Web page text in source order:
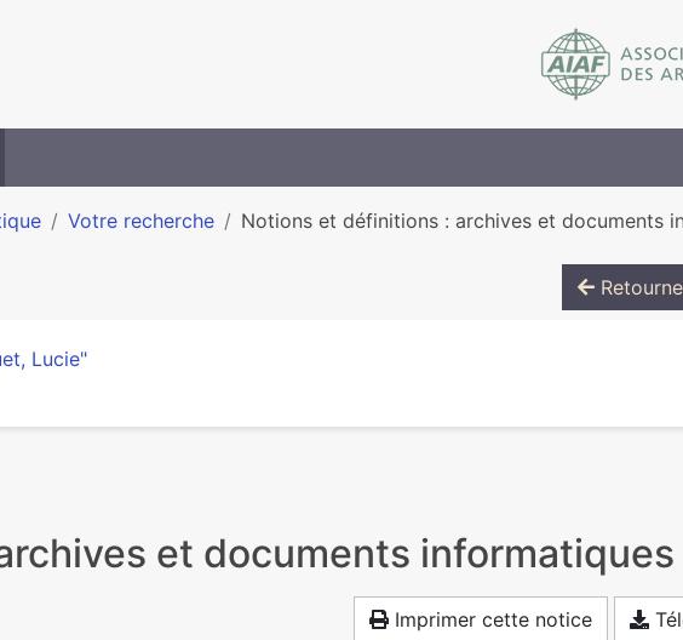
Votre recherche Notions et définitions : archives et documents
Lucie"
et documents informatiques
Imprimer cette notice